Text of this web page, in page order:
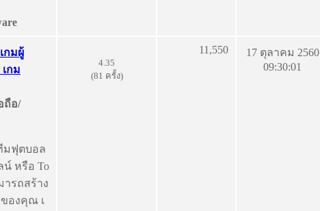
กมผู้
กม
มฟุตบอล
น์ หรือ To
ารถสร้าง
องคุณ เ
4.35
(81 ครั้ง)
11,550
17 ตุลาคม 2560
09:30:01